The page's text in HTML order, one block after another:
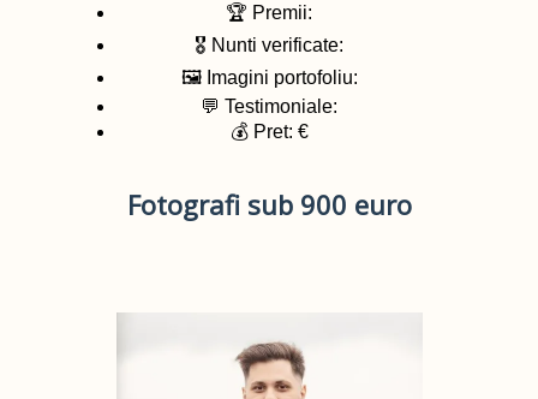
🏆 Premii:
🎖️ Nunti verificate:
🖼️ Imagini portofoliu:
💬 Testimoniale:
💰 Pret: €
Fotografi sub 900 euro